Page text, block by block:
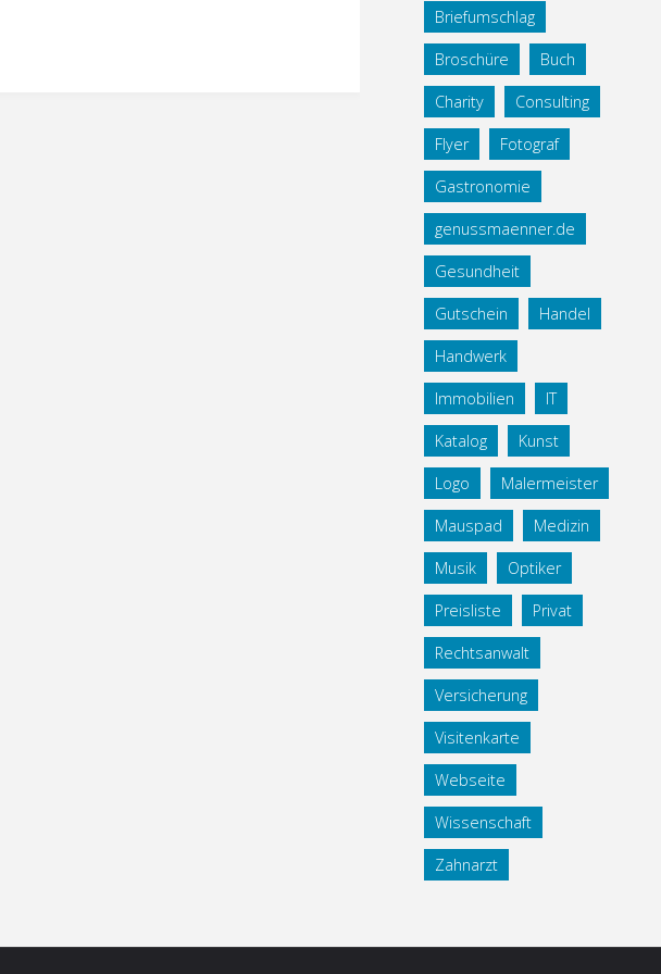
Briefumschlag
Broschüre Buch
Charity Consulting
Flyer Fotograf
Gastronomie
genussmaenner.de
Gesundheit
Gutschein Handel
Handwerk
Immobilien IT
Katalog Kunst
Logo Malermeister
Mauspad Medizin
Musik Optiker
Preisliste Privat
Rechtsanwalt
Versicherung
Visitenkarte
Webseite
Wissenschaft
Zahnarzt